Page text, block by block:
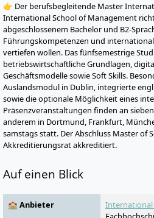
👉 Der berufsbegleitende Master
International School of Management
abgeschlossenem Bachelor und B2-
Führungskompetenzen und
vertiefen wollen. Das fünfsemestrige
betriebswirtschaftliche Grundlagen,
Geschäftsmodelle sowie Soft Skills.
Auslandsmodul in Dublin, integrierte
sowie die optionale Möglichkeit eines
Präsenzveranstaltungen finden an
anderem in Dortmund, Frankfurt,
samstags statt. Der Abschluss Master of
Akkreditierungsrat akkreditiert.
Auf einen Blick
🏫 Anbieter International